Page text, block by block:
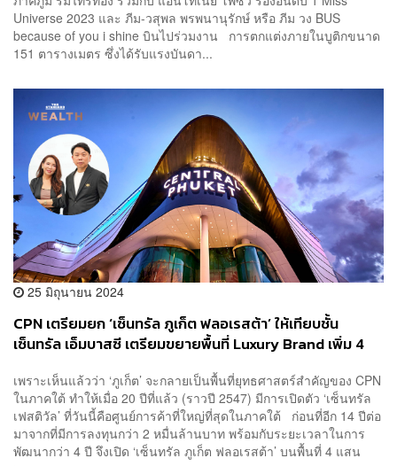
Universe 2023 และ ภีม-วสุพล พรพนานุรักษ์ หรือ ภีม วง BUS
because of you i shine บินไปร่วมงาน การตกแต่งภายในบูติกขนาด
151 ตารางเมตร ซึ่งได้รับแรงบันดา...
25 มิถุนายน 2024
CPN เตรียมยก ‘เซ็นทรัล ภูเก็ต ฟลอเรสต้า’ ให้เทียบชั้น
เซ็นทรัล เอ็มบาสซี เตรียมขยายพื้นที่ Luxury Brand เพิ่ม 4
เพราะเห็นแล้วว่า ‘ภูเก็ต’ จะกลายเป็นพื้นที่ยุทธศาสตร์สำคัญของ CPN
ในภาคใต้ ทำให้เมื่อ 20 ปีที่แล้ว (ราวปี 2547) มีการเปิดตัว ‘เซ็นทรัล
เฟสติวัล’ ที่วันนี้คือศูนย์การค้าที่ใหญ่ที่สุดในภาคใต้ ก่อนที่อีก 14 ปีต่อ
มาจากที่มีการลงทุนกว่า 2 หมื่นล้านบาท พร้อมกับระยะเวลาในการ
พัฒนากว่า 4 ปี จึงเปิด ‘เซ็นทรัล ภูเก็ต ฟลอเรสต้า’ บนพื้นที่ 4 แสน